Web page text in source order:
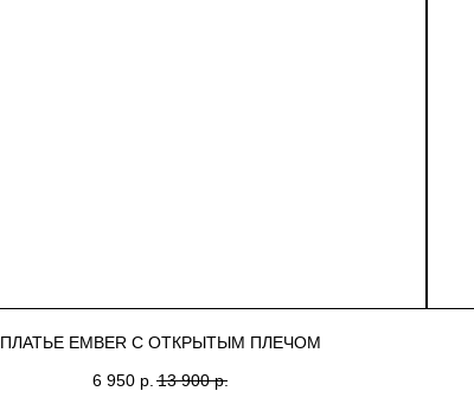
ПЛАТЬЕ EMBER С ОТКРЫТЫМ ПЛЕЧОМ
6 950 р. 13 900 р.